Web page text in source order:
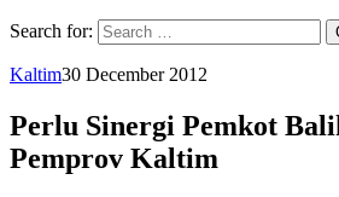
Search for:
Kaltim30 December 2012
Perlu Sinergi Pemkot
Pemprov Kaltim